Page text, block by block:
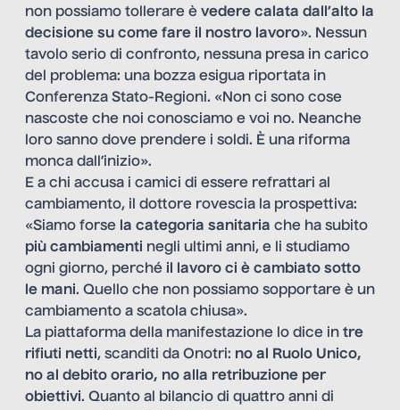
non possiamo tollerare è vedere calata dall’alto la
decisione su come fare il nostro lavoro». Nessun
tavolo serio di confronto, nessuna presa in carico
del problema: una bozza esigua riportata in
Conferenza Stato-Regioni. «Non ci sono cose
nascoste che noi conosciamo e voi no. Neanche
loro sanno dove prendere i soldi. È una riforma
monca dall’inizio».
E a chi accusa i camici di essere refrattari al
cambiamento, il dottore rovescia la prospettiva:
«Siamo forse la categoria sanitaria che ha subito
più cambiamenti negli ultimi anni, e li studiamo
ogni giorno, perché il lavoro ci è cambiato sotto
le mani. Quello che non possiamo sopportare è un
cambiamento a scatola chiusa».
La piattaforma della manifestazione lo dice in tre
rifiuti netti, scanditi da Onotri: no al Ruolo Unico,
no al debito orario, no alla retribuzione per
obiettivi. Quanto al bilancio di quattro anni di